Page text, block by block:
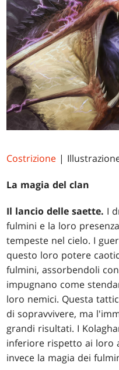
Costrizione |
La magia del clan
Il lancio delle saette. I
fulmini e la loro
tempeste nel cielo. I
questo loro potere
fulmini, assorbendoli
impugnano come
loro nemici. Questa
di sopravvivere, ma
grandi risultati. I
inferiore rispetto ai loro
invece la magia dei